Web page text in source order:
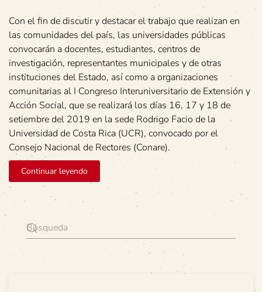
Con el fin de discutir y destacar el trabajo que realizan en
las comunidades del país, las universidades públicas
convocarán a docentes, estudiantes, centros de
investigación, representantes municipales y de otras
instituciones del Estado, así como a organizaciones
comunitarias al I Congreso Interuniversitario de Extensión y
Acción Social, que se realizará los días 16, 17 y 18 de
setiembre del 2019 en la sede Rodrigo Facio de la
Universidad de Costa Rica (UCR), convocado por el
Consejo Nacional de Rectores (Conare).
Continuar leyendo